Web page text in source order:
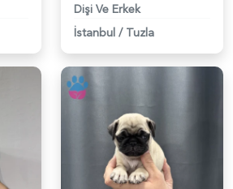
Dişi Ve Erkek
İstanbul / Tuzla